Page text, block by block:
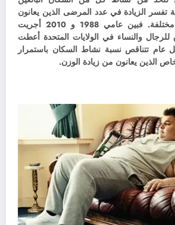
تفسر الزيادة في عدد المرضى الذين يعانون
ف
بين عامي 1988 و 2010 أجريت
للرجال والنساء في الولايات المتحدة أعطت
عام تتناقص نسبة نشاط السكان باستمرار
الذين يعانون من زيادة الوزن.